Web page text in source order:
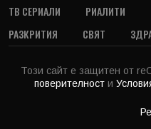
ТВ СЕРИАЛИ
РИАЛИТИ
РАЗКРИТИЯ
СВЯТ
Този сайт е защитен от
поверителност и